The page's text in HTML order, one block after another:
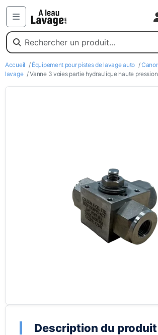
Menu
Accueil / Équipement pour pistes de lavage auto /
lavage / Vanne 3 voies partie hydraulique haute
Description du produit